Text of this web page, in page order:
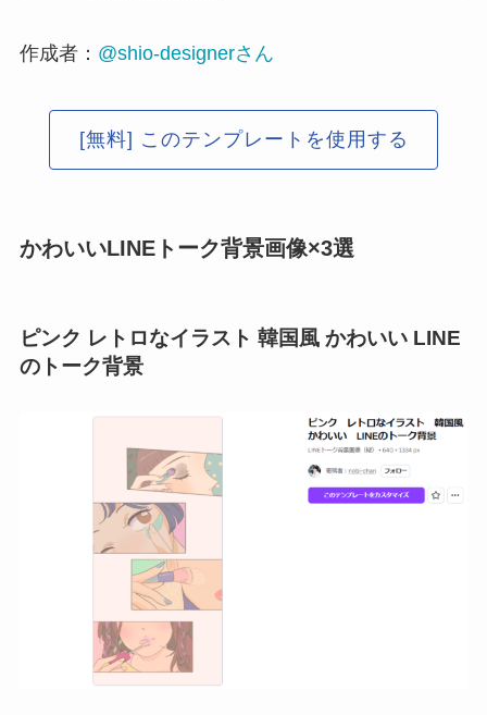
作成者： @shio-designerさん
[無料] このテンプレートを使用する
かわいいLINEトーク背景画像×3選
ピンク レトロなイラスト 韓国風 かわいい LINE
のトーク背景